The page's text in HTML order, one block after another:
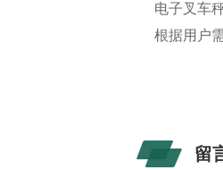
电子叉车
根据用户
留